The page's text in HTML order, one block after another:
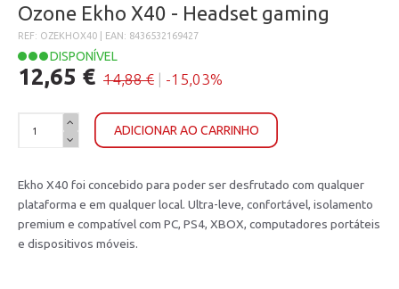
Ozone Ekho X40 - Headset gaming
REF: OZEKHOX40 | EAN: 8436532169427
DISPONÍVEL
12,65 € 14,88 € | -15,03%
ADICIONAR AO CARRINHO
Ekho X40 foi concebido para poder ser desfrutado com qualquer
plataforma e em qualquer local. Ultra-leve, confortável, isolamento
premium e compatível com PC, PS4, XBOX, computadores portáteis
e dispositivos móveis.